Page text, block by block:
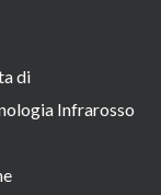
di
Infrarosso